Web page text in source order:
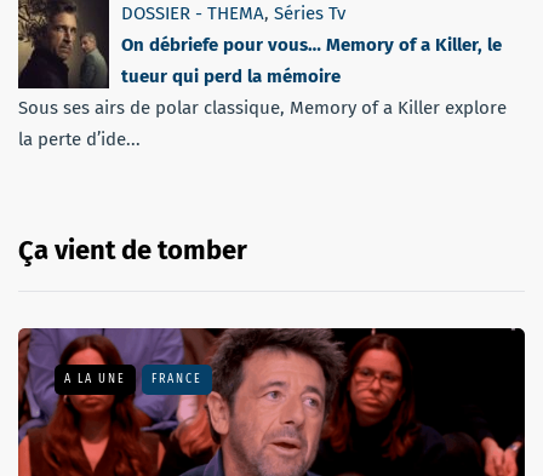
DOSSIER - THEMA, Séries Tv
On débriefe pour vous… Memory of a Killer, le
tueur qui perd la mémoire
Sous ses airs de polar classique, Memory of a Killer explore
la perte d’ide...
Ça vient de tomber
A LA UNE FRANCE